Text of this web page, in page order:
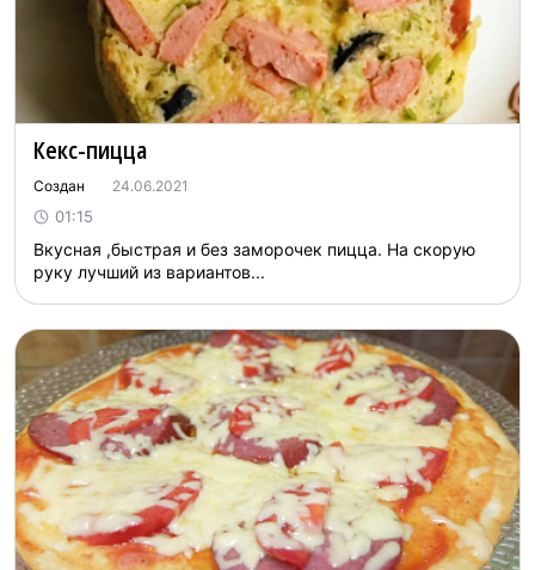
Кекс-пицца
Создан 24.06.2021
01:15
Вкусная ,быстрая и без заморочек пицца. На скорую
руку лучший из вариантов...